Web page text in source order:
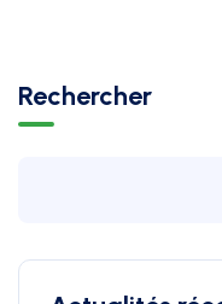
Rechercher